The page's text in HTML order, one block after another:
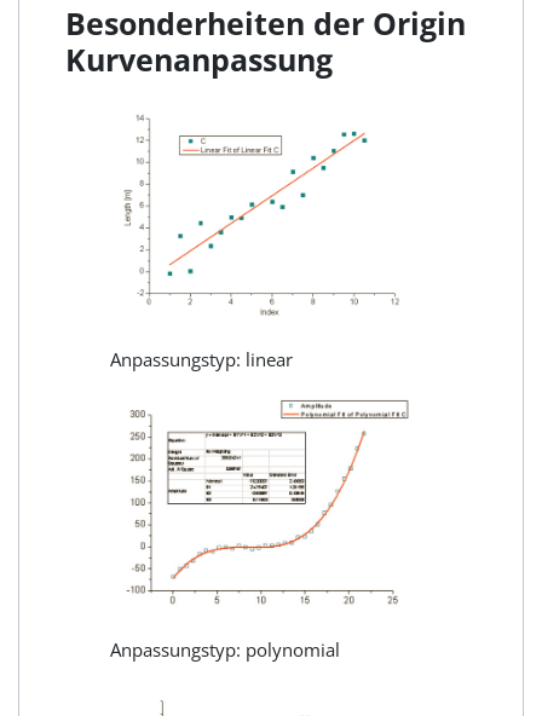
Besonderheiten der Origin
Kurvenanpassung
Anpassungstyp: linear
Anpassungstyp: polynomial